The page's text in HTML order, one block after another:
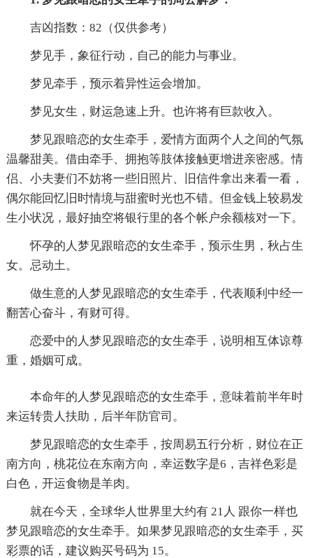
吉凶指数：82（仅供参考）
梦见手，象征行动，自己的能力与事业。
梦见牵手，预示着异性运会增加。
梦见女生，财运急速上升。也许将有巨款收入。
梦见跟暗恋的女生牵手，爱情方面两个人之间的气氛
温馨甜美。借由牵手、拥抱等肢体接触更增进亲密感。情
侣、小夫妻们不妨将一些旧照片、旧信件拿出来看一看，
偶尔能回忆旧时情境与甜蜜时光也不错。但金钱上较易发
生小状况，最好抽空将银行里的各个帐户余额核对一下。
怀孕的人梦见跟暗恋的女生牵手，预示生男，秋占生
女。忌动土。
做生意的人梦见跟暗恋的女生牵手，代表顺利中经一
翻苦心奋斗，有财可得。
恋爱中的人梦见跟暗恋的女生牵手，说明相互体谅尊
重，婚姻可成。
本命年的人梦见跟暗恋的女生牵手，意味着前半年时
来运转贵人扶助，后半年防官司。
梦见跟暗恋的女生牵手，按周易五行分析，财位在正
南方向，桃花位在东南方向，幸运数字是6，吉祥色彩是
白色，开运食物是羊肉。
就在今天，全球华人世界里大约有 21人 跟你一样也
梦见跟暗恋的女生牵手。如果梦见跟暗恋的女生牵手，买
彩票的话，建议购买号码为 15。